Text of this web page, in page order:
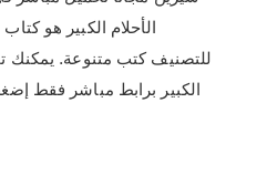
الأحلام الكبير هو
للتصنيف كتب متنوعة. يمكنك
الكبير برابط مباشر فقط